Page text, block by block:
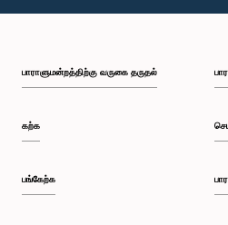
பாராளுமன்றத்திற்கு வருகை தருதல்
கற்க
பங்கேற்க